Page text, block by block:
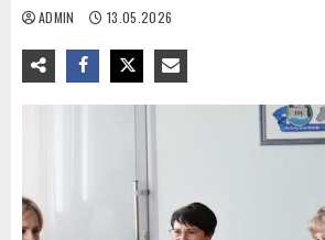
ADMIN 13.05.2026